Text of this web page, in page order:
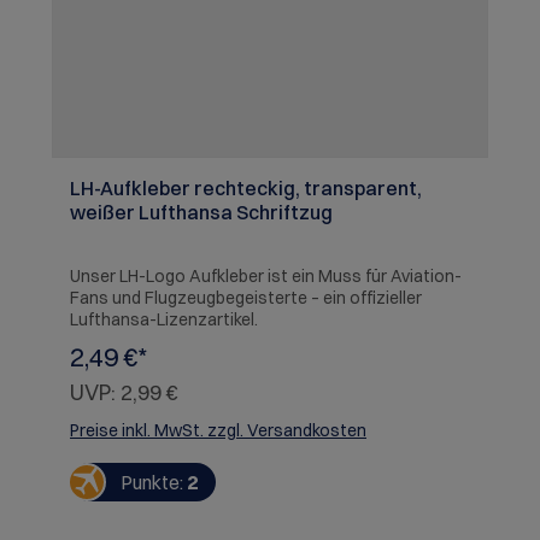
LH-Aufkleber rechteckig, transparent,
weißer Lufthansa Schriftzug
Unser LH-Logo Aufkleber ist ein Muss für Aviation-
Fans und Flugzeugbegeisterte – ein offizieller
Lufthansa-Lizenzartikel.
2,49 €*
UVP: 2,99 €
Preise inkl. MwSt. zzgl. Versandkosten
Punkte: 2